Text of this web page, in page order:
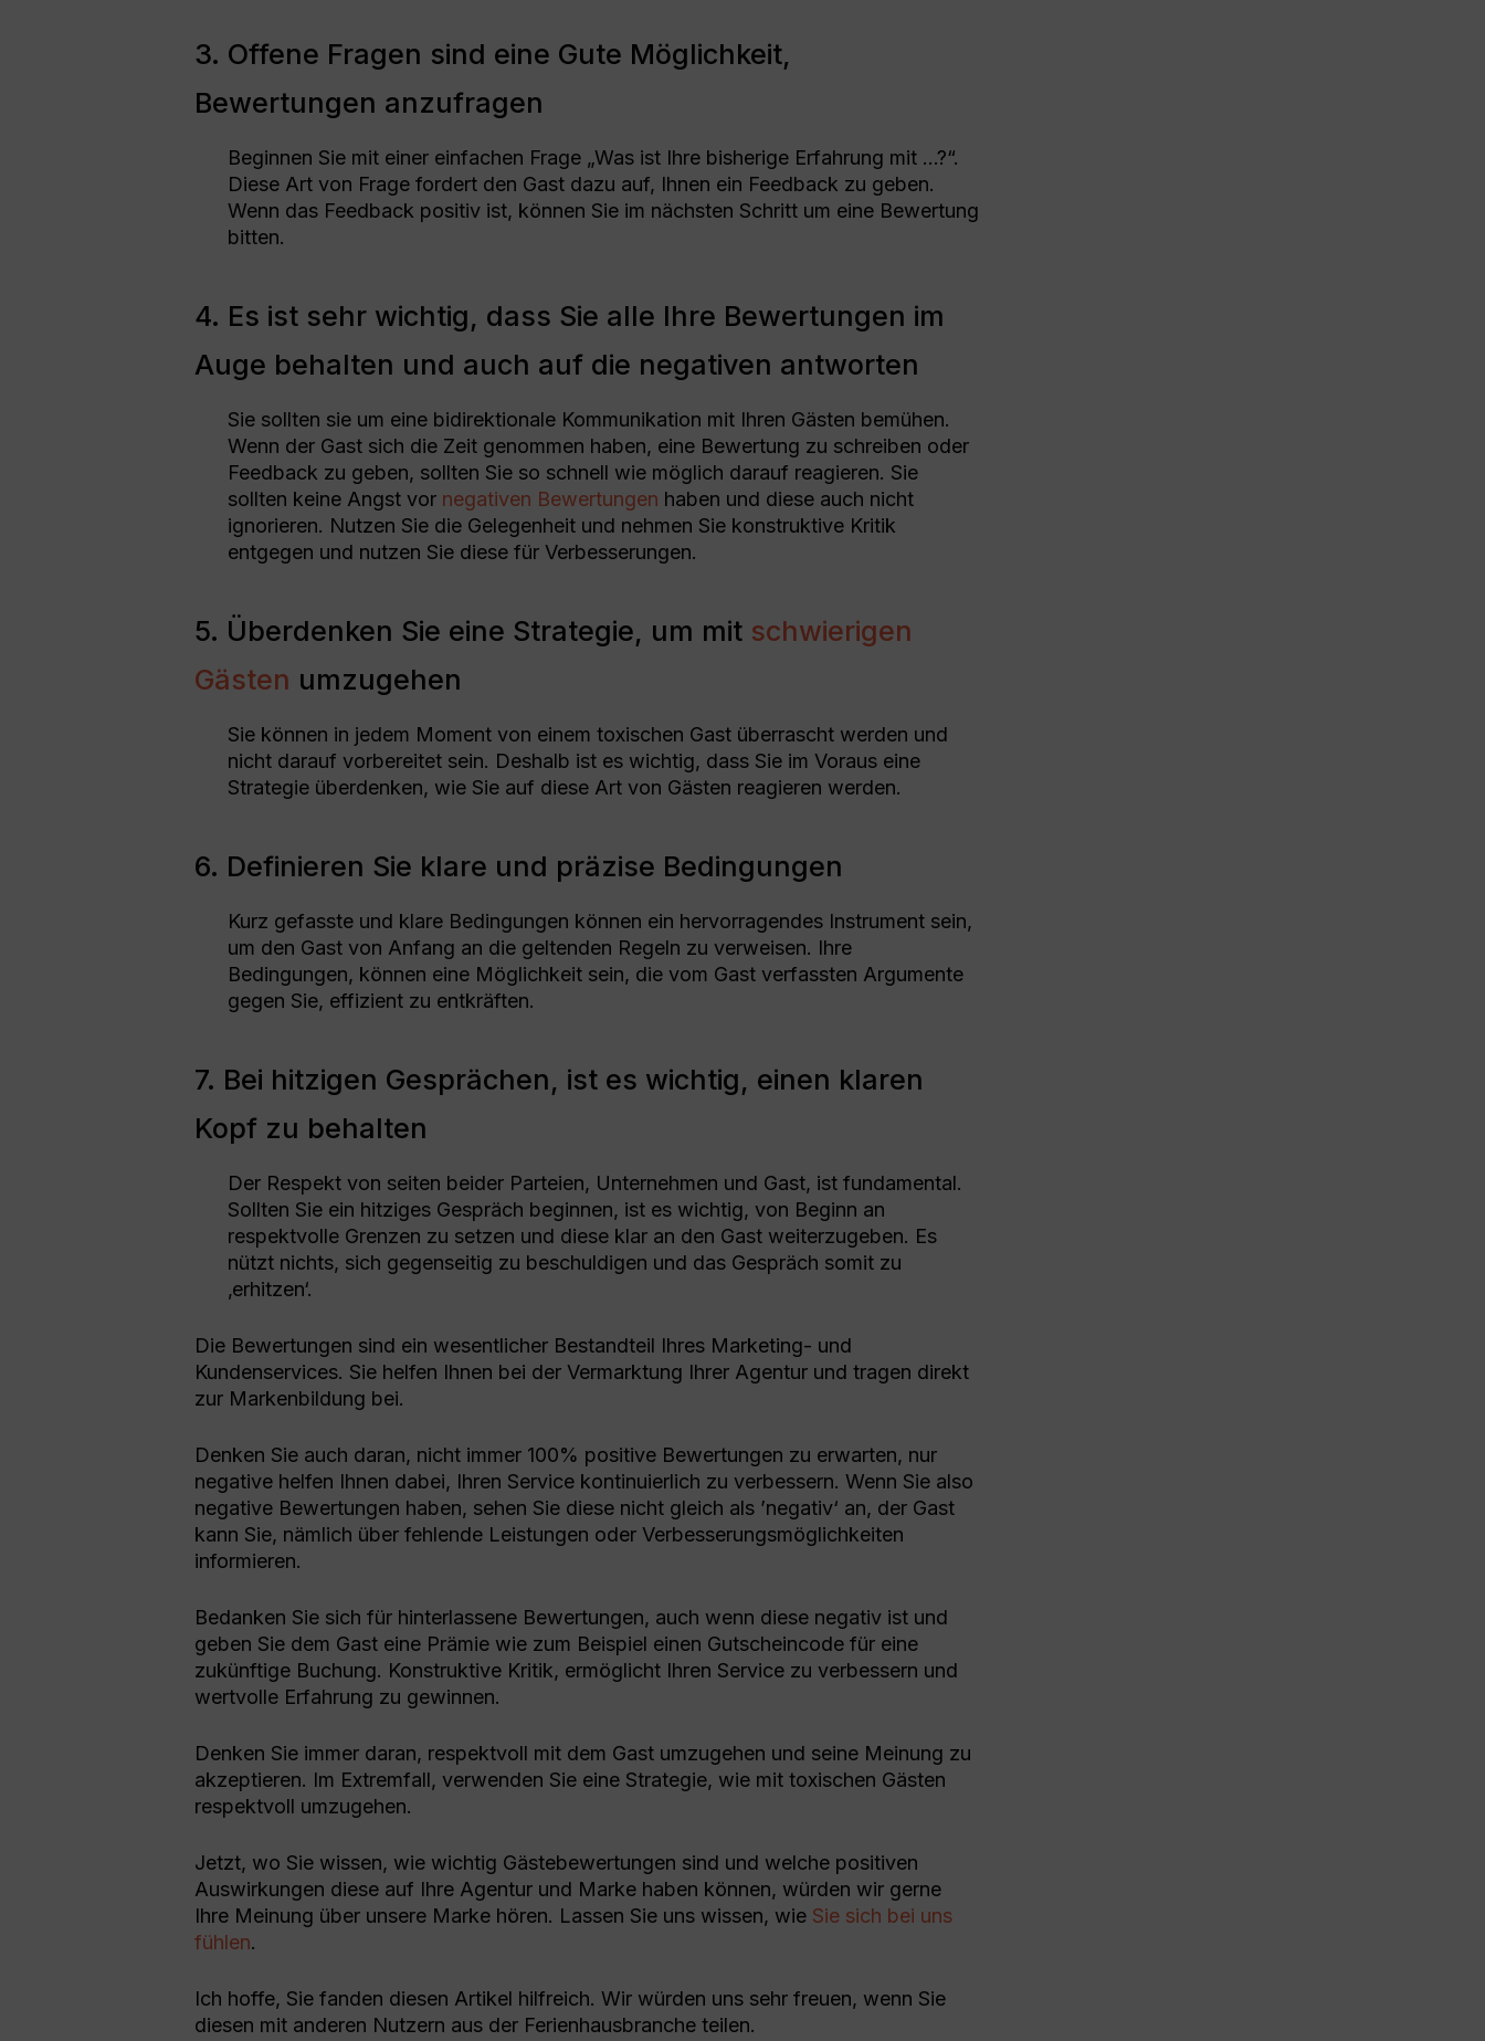
3. Offene Fragen sind eine Gute Möglichkeit,
Bewertungen anzufragen
Beginnen Sie mit einer einfachen Frage „Was ist Ihre bisherige Erfahrung mit …?“.
Diese Art von Frage fordert den Gast dazu auf, Ihnen ein Feedback zu geben.
Wenn das Feedback positiv ist, können Sie im nächsten Schritt um eine Bewertung
bitten.
4. Es ist sehr wichtig, dass Sie alle Ihre Bewertungen im
Auge behalten und auch auf die negativen antworten
Sie sollten sie um eine bidirektionale Kommunikation mit Ihren Gästen bemühen.
Wenn der Gast sich die Zeit genommen haben, eine Bewertung zu schreiben oder
Feedback zu geben, sollten Sie so schnell wie möglich darauf reagieren. Sie
sollten keine Angst vor negativen Bewertungen haben und diese auch nicht
ignorieren. Nutzen Sie die Gelegenheit und nehmen Sie konstruktive Kritik
entgegen und nutzen Sie diese für Verbesserungen.
5. Überdenken Sie eine Strategie, um mit schwierigen
Gästen umzugehen
Sie können in jedem Moment von einem toxischen Gast überrascht werden und
nicht darauf vorbereitet sein. Deshalb ist es wichtig, dass Sie im Voraus eine
Strategie überdenken, wie Sie auf diese Art von Gästen reagieren werden.
6. Definieren Sie klare und präzise Bedingungen
Kurz gefasste und klare Bedingungen können ein hervorragendes Instrument sein,
um den Gast von Anfang an die geltenden Regeln zu verweisen. Ihre
Bedingungen, können eine Möglichkeit sein, die vom Gast verfassten Argumente
gegen Sie, effizient zu entkräften.
7. Bei hitzigen Gesprächen, ist es wichtig, einen klaren
Kopf zu behalten
Der Respekt von seiten beider Parteien, Unternehmen und Gast, ist fundamental.
Sollten Sie ein hitziges Gespräch beginnen, ist es wichtig, von Beginn an
respektvolle Grenzen zu setzen und diese klar an den Gast weiterzugeben. Es
nützt nichts, sich gegenseitig zu beschuldigen und das Gespräch somit zu
‚erhitzen‘.
Die Bewertungen sind ein wesentlicher Bestandteil Ihres Marketing- und
Kundenservices. Sie helfen Ihnen bei der Vermarktung Ihrer Agentur und tragen direkt
zur Markenbildung bei.
Denken Sie auch daran, nicht immer 100% positive Bewertungen zu erwarten, nur
negative helfen Ihnen dabei, Ihren Service kontinuierlich zu verbessern. Wenn Sie also
negative Bewertungen haben, sehen Sie diese nicht gleich als ’negativ‘ an, der Gast
kann Sie, nämlich über fehlende Leistungen oder Verbesserungsmöglichkeiten
informieren.
Bedanken Sie sich für hinterlassene Bewertungen, auch wenn diese negativ ist und
geben Sie dem Gast eine Prämie wie zum Beispiel einen Gutscheincode für eine
zukünftige Buchung. Konstruktive Kritik, ermöglicht Ihren Service zu verbessern und
wertvolle Erfahrung zu gewinnen.
Denken Sie immer daran, respektvoll mit dem Gast umzugehen und seine Meinung zu
akzeptieren. Im Extremfall, verwenden Sie eine Strategie, wie mit toxischen Gästen
respektvoll umzugehen.
Jetzt, wo Sie wissen, wie wichtig Gästebewertungen sind und welche positiven
Auswirkungen diese auf Ihre Agentur und Marke haben können, würden wir gerne
Ihre Meinung über unsere Marke hören. Lassen Sie uns wissen, wie Sie sich bei uns
fühlen.
Ich hoffe, Sie fanden diesen Artikel hilfreich. Wir würden uns sehr freuen, wenn Sie
diesen mit anderen Nutzern aus der Ferienhausbranche teilen.